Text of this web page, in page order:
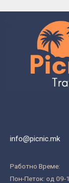
info@picnic.mk
Работно Време:
Пон-Петок: од 09-